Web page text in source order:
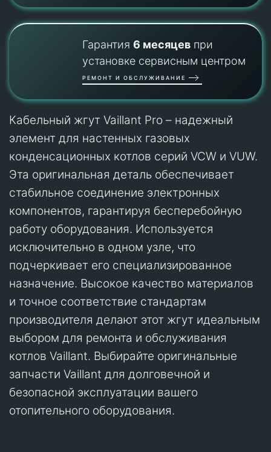
Гарантия 6 месяцевпри
установке сервисным центром
РЕМОНТ И ОБСЛУЖИВАНИЕ
Кабельный жгут Vaillant Pro – надежный
элемент для настенных газовых
конденсационных котлов серий VCW и VUW.
Эта оригинальная деталь обеспечивает
стабильное соединение электронных
компонентов, гарантируя бесперебойную
работу оборудования. Используется
исключительно в одном узле, что
подчеркивает его специализированное
назначение. Высокое качество материалов
и точное соответствие стандартам
производителя делают этот жгут идеальным
выбором для ремонта и обслуживания
котлов Vaillant. Выбирайте оригинальные
запчасти Vaillant для долговечной и
безопасной эксплуатации вашего
отопительного оборудования.